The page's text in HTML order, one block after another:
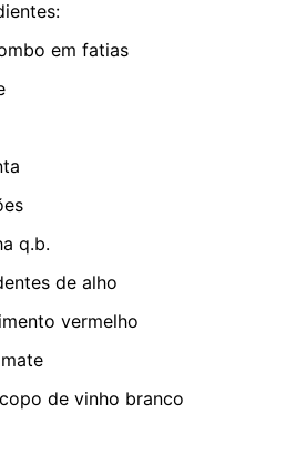
em fatias
q.b.
de alho
vermelho
de vinho branco